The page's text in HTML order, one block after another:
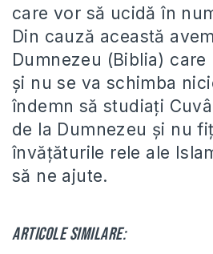
care vor să ucidă în
Din cauză această
Dumnezeu (Biblia)
şi nu se va schimba
îndemn să studiaţi
de la Dumnezeu şi nu
învăţăturile rele ale
să ne ajute.
Articole similare: